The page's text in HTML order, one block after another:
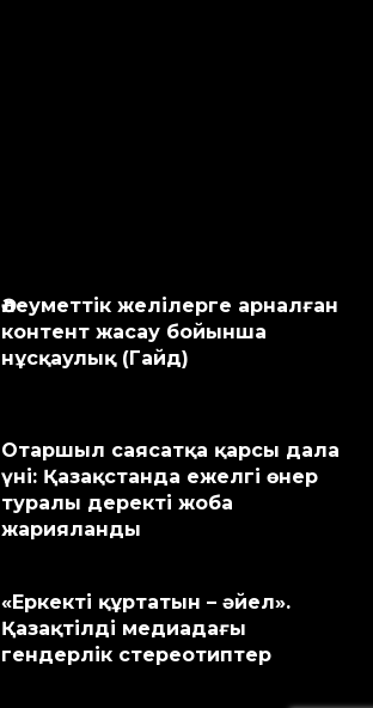
Әлеуметтік желілерге арналған
контент жасау бойынша
нұсқаулық (Гайд)
Отаршыл саясатқа қарсы дала
үні: Қазақстанда ежелгі өнер
туралы деректі жоба
жарияланды
«Еркекті құртатын – әйел».
Қазақтілді медиадағы
гендерлік стереотиптер